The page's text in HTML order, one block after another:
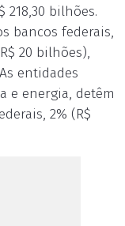
218,30 bilhões.
bancos federais,
20 bilhões),
entidades
e energia, detêm
2% (R$